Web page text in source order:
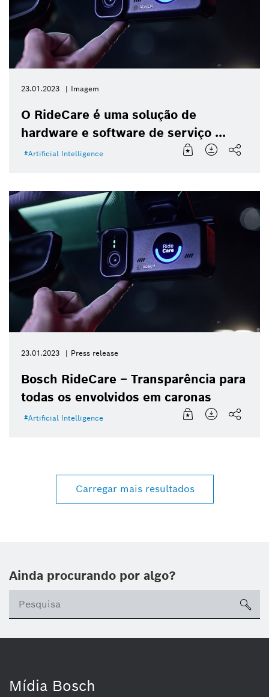
23.01.2023 Imagem
O RideCare é uma solução de
hardware e software de serviço ...
Artificial Intelligence
23.01.2023 Press release
Bosch RideCare – Transparência para
todas os envolvidos em caronas
Artificial Intelligence
Carregar mais resultados
Ainda procurando por algo?
Mídia Bosch